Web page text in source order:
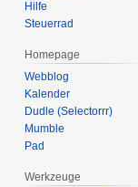
Hilfe
Steuerrad
Homepage
Webblog
Kalender
Dudle (Selectorrr)
Mumble
Pad
Werkzeuge